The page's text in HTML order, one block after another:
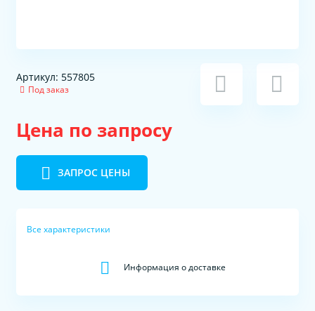
Артикул: 557805
Под заказ
Цена по запросу
ЗАПРОС ЦЕНЫ
Все характеристики
Информация о доставке